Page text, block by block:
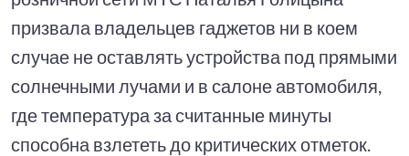
призвала владельцев гаджетов ни в коем
случае не оставлять устройства под прямыми
солнечными лучами и в салоне автомобиля,
где температура за считанные минуты
способна взлететь до критических отметок.